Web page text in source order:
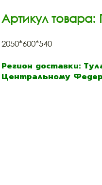
Артикул товара:
2050*600*540
Регион доставки:
Центральному